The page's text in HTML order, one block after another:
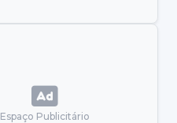
Espaço Publicitário